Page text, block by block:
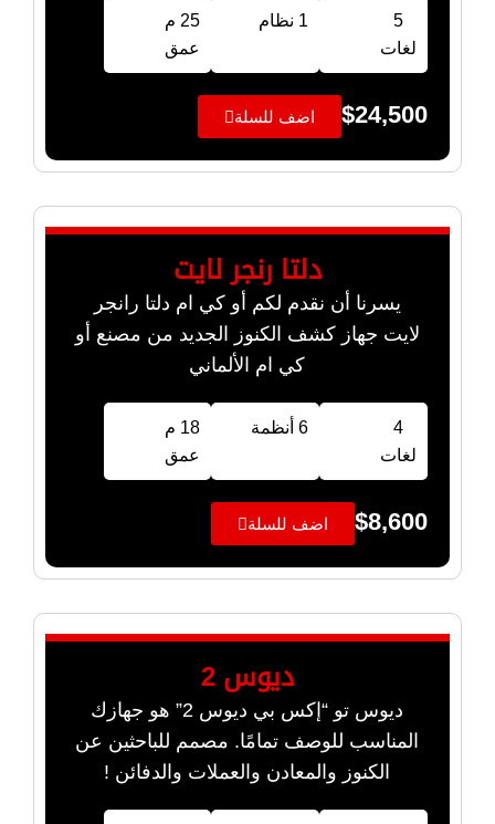
5
لغات
1 نظام
25 م
عمق
$24,500 اضف للسلة
دلتا رنجر لايت
يسرنا أن نقدم لكم أو كي ام دلتا رانجر
لايت جهاز كشف الكنوز الجديد من مصنع أو
كي ام الألماني
4
لغات
6 أنظمة
18 م
عمق
$8,600 اضف للسلة
ديوس 2
ديوس تو “إكس بي ديوس 2” هو جهازك
المناسب للوصف تمامًا. مصمم للباحثين عن
الكنوز والمعادن والعملات والدفائن !